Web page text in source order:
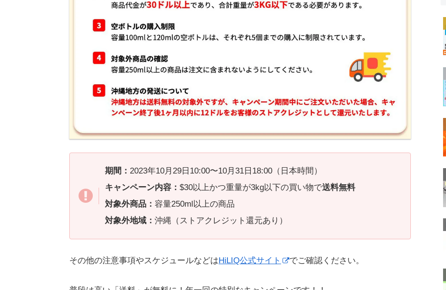
期間： 2023年10月29日10:00〜10月31日18:00（日本時間）
キャンペーン内容： $30以上かつ重量が3kg以下の買い物で送料無料
対象外商品： 容量250ml以上の商品
対象外地域： 沖縄（ストアクレジット還元あり）
その他の注意事項やスケジュールなどはHiLIQ公式サイト でご確認ください。